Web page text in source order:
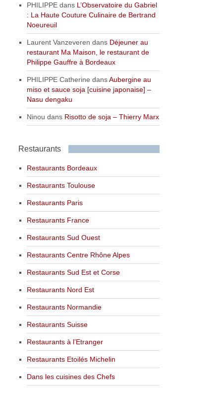
PHILIPPE dans L’Observatoire du Gabriel
: La Haute Couture Culinaire de Bertrand
Noeureuil
Laurent Vanzeveren dans Déjeuner au
restaurant Ma Maison, le restaurant de
Philippe Gauffre à Bordeaux
PHILIPPE Catherine dansAubergine au
miso et sauce soja [cuisine japonaise] –
Nasu dengaku
Ninou dans Risotto de soja – Thierry Marx
Restaurants
Restaurants Bordeaux
Restaurants Toulouse
Restaurants Paris
Restaurants France
Restaurants Sud Ouest
Restaurants Centre Rhône Alpes
Restaurants Sud Est et Corse
Restaurants Nord Est
Restaurants Normandie
Restaurants Suisse
Restaurants à l’Etranger
Restaurants Etoilés Michelin
Dans les cuisines des Chefs